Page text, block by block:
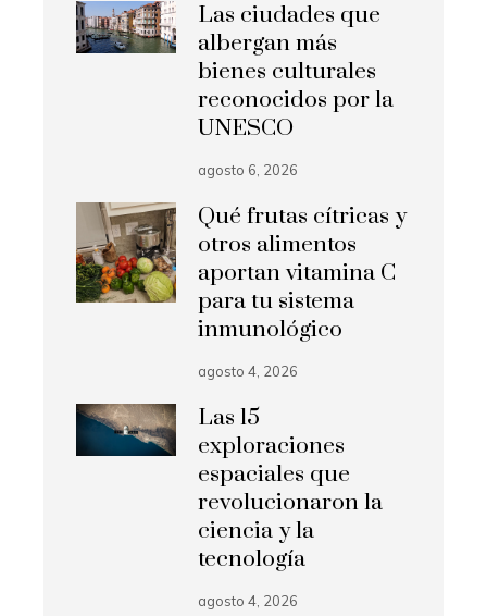
Las ciudades que
albergan más
bienes culturales
reconocidos por la
UNESCO
agosto 6, 2026
Qué frutas cítricas y
otros alimentos
aportan vitamina C
para tu sistema
inmunológico
agosto 4, 2026
Las 15
exploraciones
espaciales que
revolucionaron la
ciencia y la
tecnología
agosto 4, 2026